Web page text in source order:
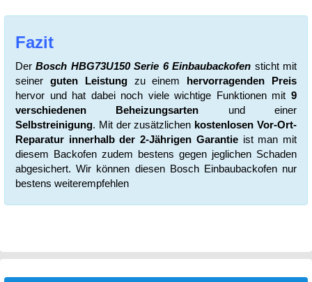
Fazit
DerBosch HBG73U150 Serie 6 Einbaubackofen sticht mit
seiner guten Leistungzu einem hervorragenden Preis
hervor und hat dabei noch viele wichtige Funktionen mit 9
verschiedenen Beheizungsarten und einer
Selbstreinigung. Mit der zusätzlichen kostenlosen Vor-Ort-
Reparatur innerhalb der 2-Jährigen Garantieist man mit
diesem Backofen zudem bestens gegen jeglichen Schaden
abgesichert. Wir können diesen Bosch Einbaubackofen nur
bestens weiterempfehlen